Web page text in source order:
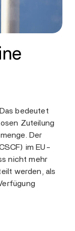
bedeutet
Zuteilung
Der
im EU-
nicht mehr
werden, als